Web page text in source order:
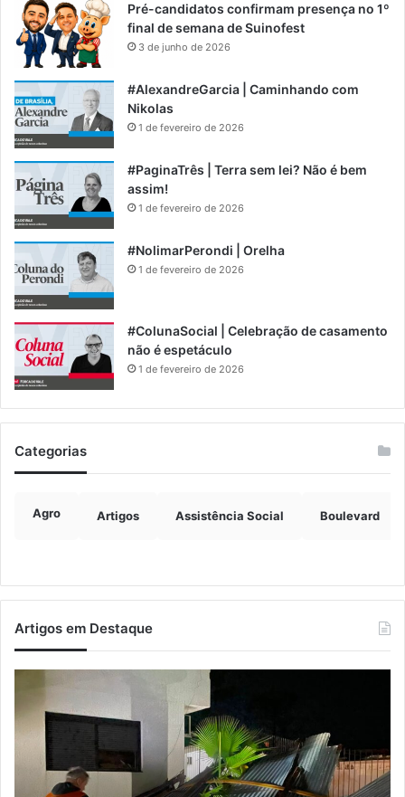
Pré-candidatos confirmam presença no 1º
final de semana de Suinofest
3 de junho de 2026
#AlexandreGarcia | Caminhando com
Nikolas
1 de fevereiro de 2026
#PaginaTrês | Terra sem lei? Não é bem
assim!
1 de fevereiro de 2026
#NolimarPerondi | Orelha
1 de fevereiro de 2026
#ColunaSocial | Celebração de casamento
não é espetáculo
1 de fevereiro de 2026
Categorias
Agro Artigos Assistência Social Boulevard
Artigos em Destaque
Roca
Sales,
entre
Encantado